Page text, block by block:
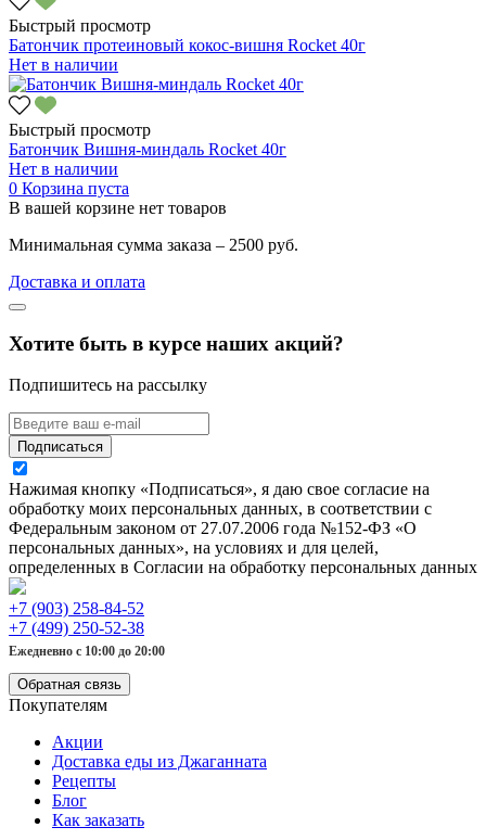
Быстрый просмотр
Батончик протеиновый кокос-вишня Rocket 40г
Нет в наличии
Быстрый просмотр
Батончик Вишня-миндаль Rocket 40г
Нет в наличии
0 Корзина пуста
В вашей корзине нет товаров
Минимальная сумма заказа – 2500 руб.
Доставка и оплата
Хотите быть в курсе наших акций?
Подпишитесь на рассылку
Подписаться
Нажимая кнопку «Подписаться», я даю свое согласие на
обработку моих персональных данных, в соответствии с
Федеральным законом от 27.07.2006 года №152-ФЗ «О
персональных данных», на условиях и для целей,
определенных в Согласии на обработку персональных данных
+7 (903) 258-84-52
+7 (499) 250-52-38
Ежедневно с 10:00 до 20:00
Обратная связь
Покупателям
Акции
Доставка еды из Джаганната
Рецепты
Блог
Как заказать